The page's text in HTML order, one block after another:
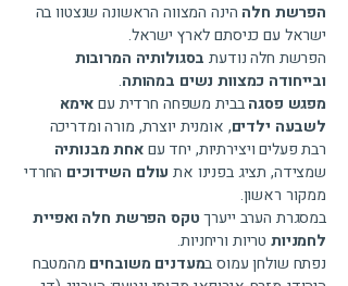
הפרשת חלה הינה המצווה הראשונה שנצטוו בה
ישראל עם כניסתם לארץ ישראל.
הפרשת חלה נודעת בסגולותיה המרובות
ובייחודה כמצוות נשים במהותה.
מפגש פסגהבבית משפחה חרדית עםאימא
לשבעה ילדים, אומנית יוצרת, מורה ומדריכה
רבת פעלים ויצירתיות, יחד עםאחת מבנותיה
שמצידה, תציג בפנינו את עולם השידוכים החרדי
ממקור ראשון.
במסגרת הערב ייערךטקס הפרשת חלה ואפיית
לחמניות טריות וריחניות.
נפתח שולחן עמוס במעדנים משובחים מהמטבח